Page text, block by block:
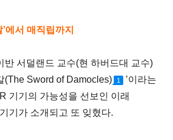
에서 매직립까지
반 서덜랜드 교수(현 하버드대 교수)
(The Sword of Damocles)
1
’이라는
기기의 가능성을 선보인 이래
기가 소개되고 또 잊혔다.